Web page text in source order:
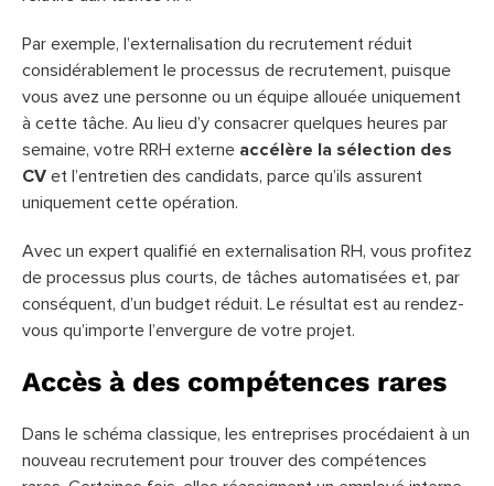
Par exemple, l’externalisation du recrutement réduit
considérablement le processus de recrutement, puisque
vous avez une personne ou un équipe allouée uniquement
à cette tâche. Au lieu d’y consacrer quelques heures par
semaine, votre RRH externe accélère la sélection des
CV et l’entretien des candidats, parce qu’ils assurent
uniquement cette opération.
Avec un expert qualifié en externalisation RH, vous profitez
de processus plus courts, de tâches automatisées et, par
conséquent, d’un budget réduit. Le résultat est au rendez-
vous qu’importe l’envergure de votre projet.
Accès à des compétences rares
Dans le schéma classique, les entreprises procédaient à un
nouveau recrutement pour trouver des compétences